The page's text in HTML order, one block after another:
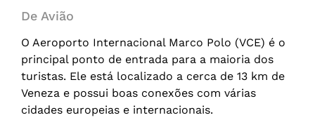
De Avião
O Aeroporto Internacional Marco Polo (VCE) é o
principal ponto de entrada para a maioria dos
turistas. Ele está localizado a cerca de 13 km de
Veneza e possui boas conexões com várias
cidades europeias e internacionais.